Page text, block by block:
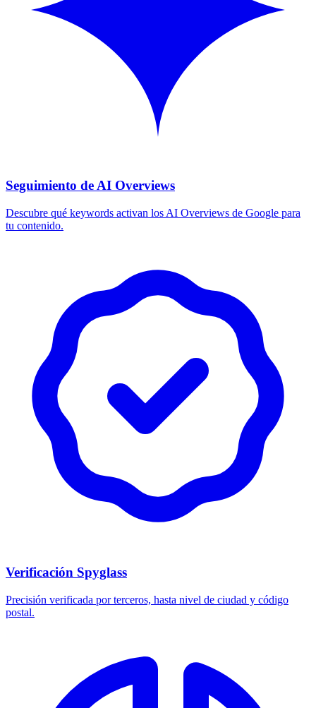
Seguimiento de AI Overviews
Descubre qué keywords activan los AI Overviews de Google para
tu contenido.
Verificación Spyglass
Precisión verificada por terceros, hasta nivel de ciudad y código
postal.